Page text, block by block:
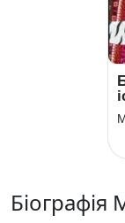
Біографія